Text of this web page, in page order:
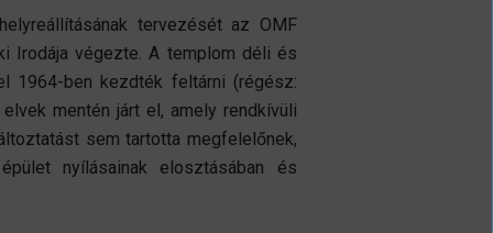
tervezését az OMF
Irodája végezte. A templom déli és
1964-ben kezdték feltárni (régész:
mentén járt el, amely rendkívüli
sem tartotta megfelelőnek,
nyílásainak elosztásában és